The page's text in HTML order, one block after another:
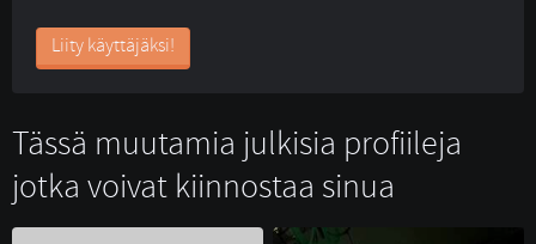
Liity käyttäjäksi!
Tässä muutamia julkisia profiileja
jotka voivat kiinnostaa sinua